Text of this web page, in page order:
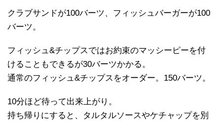
クラブサンドが100バーツ、フィッシュバーガーが100
バーツ。
フィッシュ&チップスではお約束のマッシーピーを付
けることもできるが30バーツかかる。
通常のフィッシュ&チップスをオーダー。150バーツ。
10分ほど待って出来上がり。
持ち帰りにすると、タルタルソースやケチャップを別